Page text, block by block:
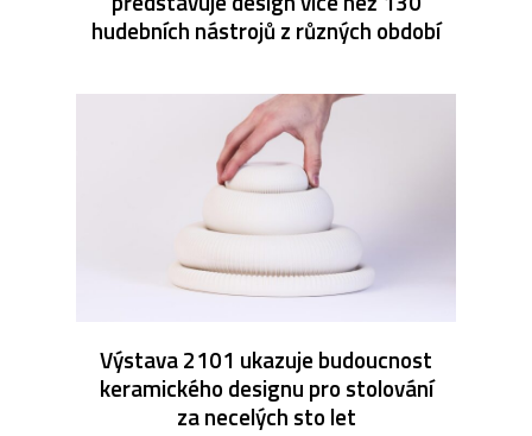
hudebních nástrojů z různých období
Výstava 2101 ukazuje budoucnost
keramického designu pro stolování
za necelých sto let